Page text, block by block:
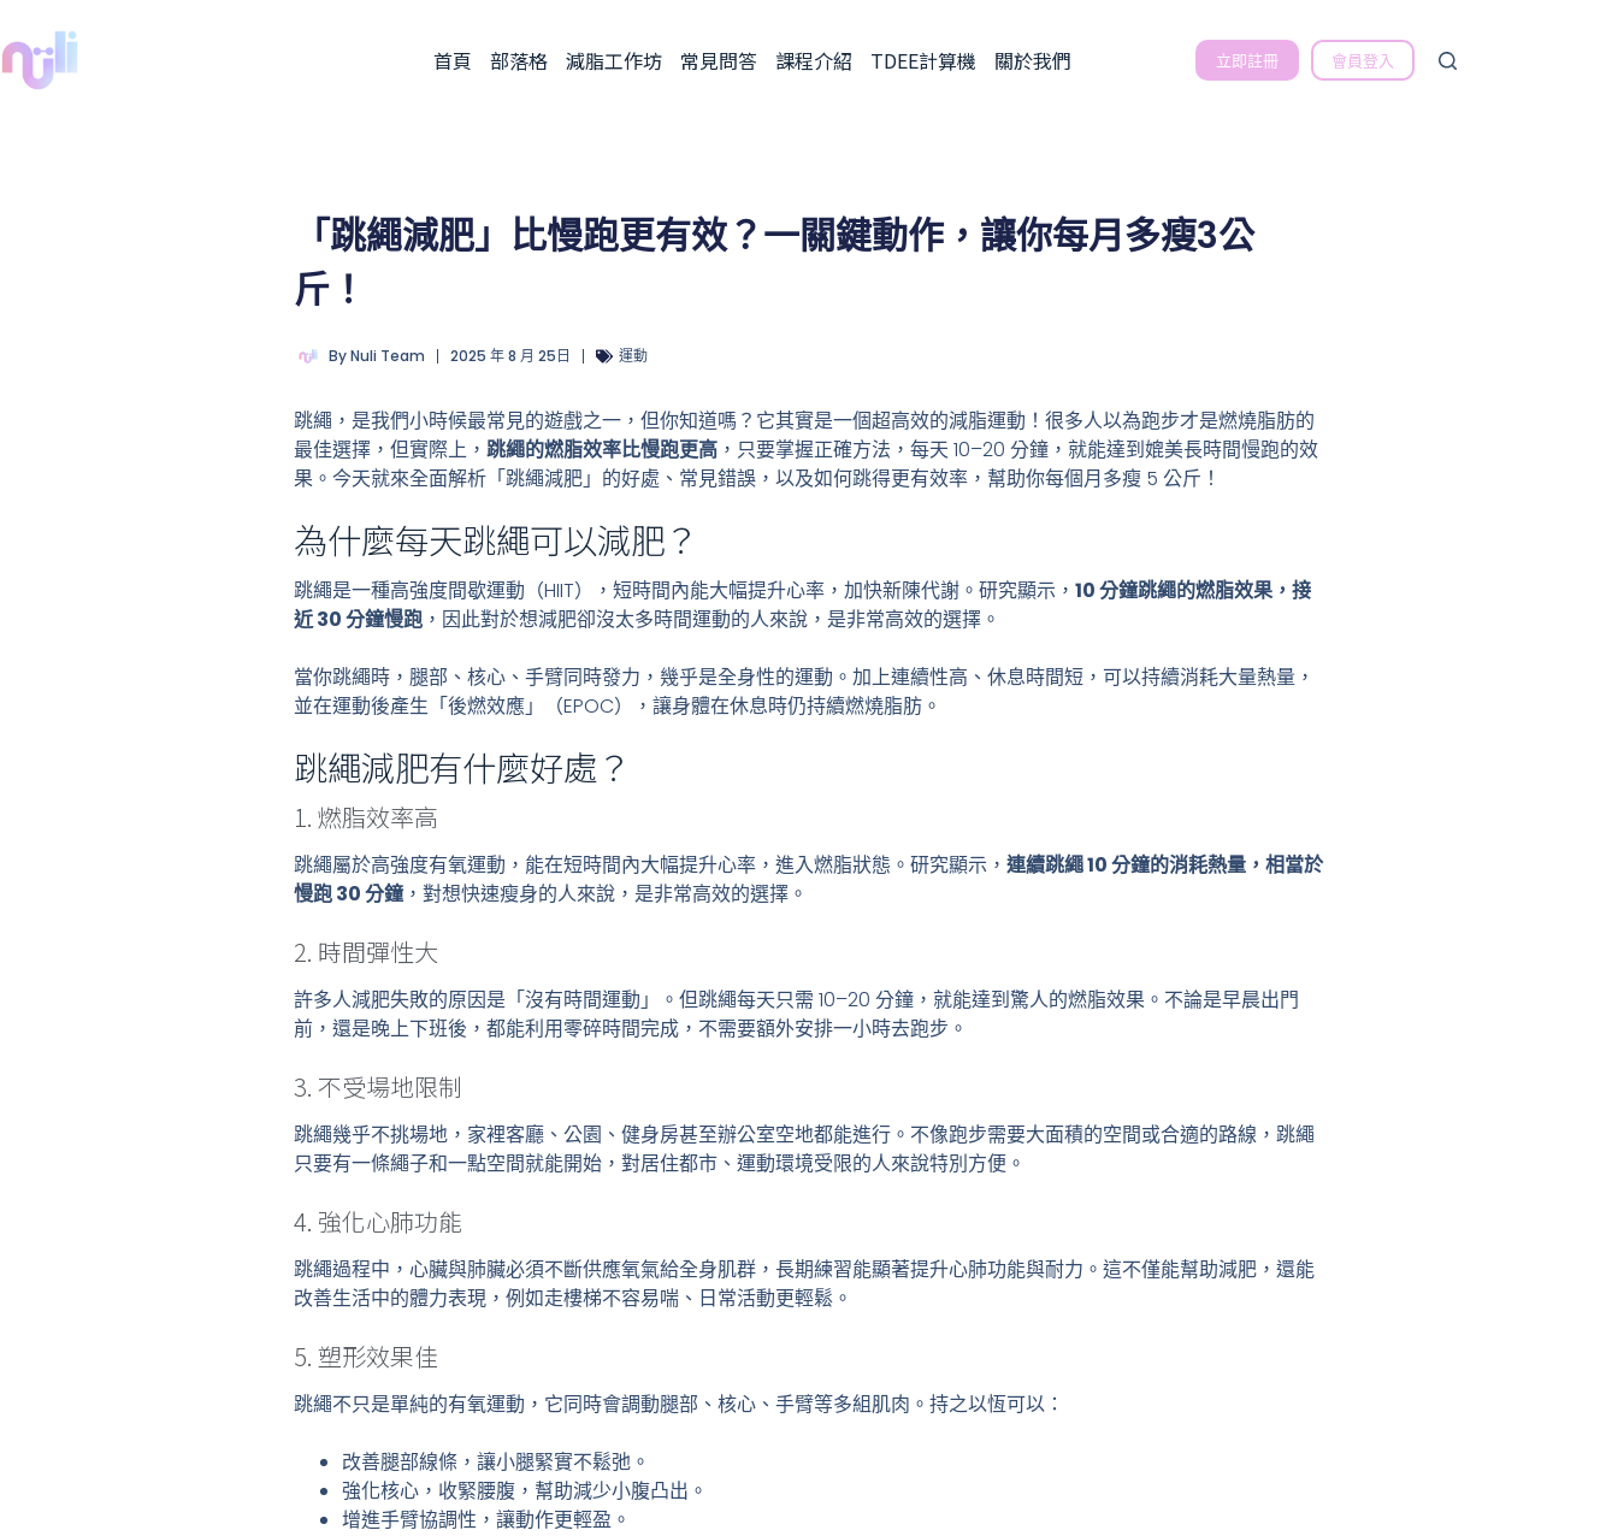
首頁 部落格 減脂工作坊 常見問答 課程介紹 TDEE計算機 關於我們 立即註冊 會員登入
「跳繩減肥」比慢跑更有效？一關鍵動作，讓你每月多瘦3公
斤！
ByNuli Team 2025 年 8 月 25日 運動
跳繩，是我們小時候最常見的遊戲之一，但你知道嗎？它其實是一個超高效的減脂運動！很多人以為跑步才是燃燒脂肪的
最佳選擇，但實際上， 跳繩的燃脂效率比慢跑更高 ，只要掌握正確方法，每天 10–20 分鐘，就能達到媲美長時間慢跑的效
果。今天就來全面解析「跳繩減肥」的好處、常見錯誤，以及如何跳得更有效率，幫助你每個月多瘦 5 公斤！
為什麼每天跳繩可以減肥？
跳繩是一種高強度間歇運動（HIIT），短時間內能大幅提升心率，加快新陳代謝。研究顯示， 10 分鐘跳繩的燃脂效果，接
近 30 分鐘慢跑 ，因此對於想減肥卻沒太多時間運動的人來說，是非常高效的選擇。
當你跳繩時，腿部、核心、手臂同時發力，幾乎是全身性的運動。加上連續性高、休息時間短，可以持續消耗大量熱量，
並在運動後產生「後燃效應」（EPOC），讓身體在休息時仍持續燃燒脂肪。
跳繩減肥有什麼好處？
1. 燃脂效率高
跳繩屬於高強度有氧運動，能在短時間內大幅提升心率，進入燃脂狀態。研究顯示， 連續跳繩 10 分鐘的消耗熱量，相當於
慢跑 30 分鐘，對想快速瘦身的人來說，是非常高效的選擇。
2. 時間彈性大
許多人減肥失敗的原因是「沒有時間運動」。但跳繩每天只需 10–20 分鐘，就能達到驚人的燃脂效果。不論是早晨出門
前，還是晚上下班後，都能利用零碎時間完成，不需要額外安排一小時去跑步。
3. 不受場地限制
跳繩幾乎不挑場地，家裡客廳、公園、健身房甚至辦公室空地都能進行。不像跑步需要大面積的空間或合適的路線，跳繩
只要有一條繩子和一點空間就能開始，對居住都市、運動環境受限的人來說特別方便。
4. 強化心肺功能
跳繩過程中，心臟與肺臟必須不斷供應氧氣給全身肌群，長期練習能顯著提升心肺功能與耐力。這不僅能幫助減肥，還能
改善生活中的體力表現，例如走樓梯不容易喘、日常活動更輕鬆。
5. 塑形效果佳
跳繩不只是單純的有氧運動，它同時會調動腿部、核心、手臂等多組肌肉。持之以恆可以：
改善腿部線條，讓小腿緊實不鬆弛。
強化核心，收緊腰腹，幫助減少小腹凸出。
增進手臂協調性，讓動作更輕盈。